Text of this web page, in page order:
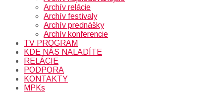
Archív relácie
Archív festivaly
Archív prednášky
Archív konferencie
TV PROGRAM
KDE NÁS NALADÍTE
RELÁCIE
PODPORA
KONTAKTY
MPKs